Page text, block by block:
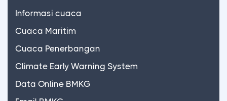
Informasi cuaca
Cuaca Maritim
Cuaca Penerbangan
Climate Early Warning System
Data Online BMKG